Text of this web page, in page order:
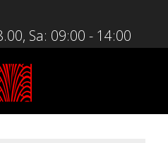
Sa: 09:00 - 14:00